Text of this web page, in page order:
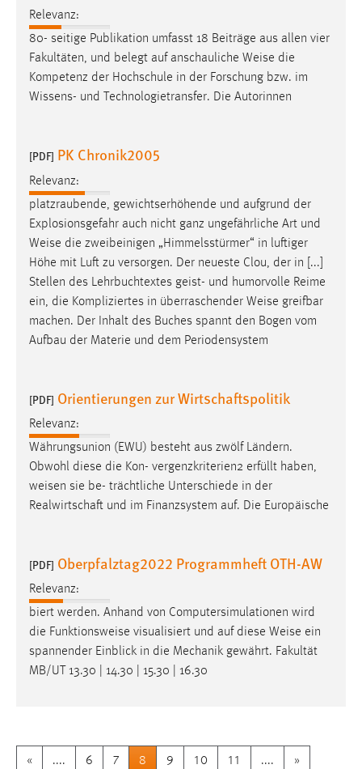
Relevanz:
80- seitige Publikation umfasst 18 Beiträge aus allen vier
Fakultäten, und belegt auf anschauliche Weise die
Kompetenz der Hochschule in der Forschung bzw. im
Wissens- und Technologietransfer. Die Autorinnen
[PDF] PK Chronik2005
Relevanz:
platzraubende, gewichtserhöhende und aufgrund der
Explosionsgefahr auch nicht ganz ungefährliche Art und
Weise die zweibeinigen „Himmelsstürmer“ in luftiger
Höhe mit Luft zu versorgen. Der neueste Clou, der in [...]
Stellen des Lehrbuchtextes geist- und humorvolle Reime
ein, die Kompliziertes in überraschender Weise greifbar
machen. Der Inhalt des Buches spannt den Bogen vom
Aufbau der Materie und dem Periodensystem
[PDF] Orientierungen zur Wirtschaftspolitik
Relevanz:
Währungsunion (EWU) besteht aus zwölf Ländern.
Obwohl diese die Kon- vergenzkriterien2 erfüllt haben,
weisen sie be- trächtliche Unterschiede in der
Realwirtschaft und im Finanzsystem auf. Die Europäische
[PDF] Oberpfalztag2022 Programmheft OTH-AW
Relevanz:
biert werden. Anhand von Computersimulationen wird
die Funktionsweise visualisiert und auf diese Weise ein
spannender Einblick in die Mechanik gewährt. Fakultät
MB/UT 13.30 | 14.30 | 15.30 | 16.30
« .... 6 7 8 9 10 11 .... »